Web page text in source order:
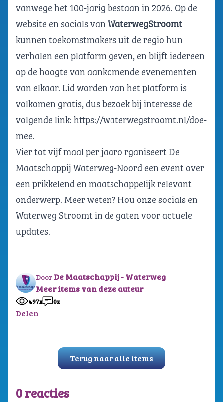
vanwege het 100-jarig bestaan in 2026. Op de
website en socials vanWaterwegStroomt
kunnen toekomstmakers uit de regio hun
verhalen een platform geven, en blijft iedereen
op de hoogte van aankomende evenementen
van elkaar. Lid worden van het platform is
volkomen gratis, dus bezoek bij interesse de
volgende link:https://waterwegstroomt.nl/doe-
mee.
Vier tot vijf maal per jaaro rganiseert De
Maatschappij Waterweg-Noord een event over
een prikkelend en maatschappelijk relevant
onderwerp. Meer weten? Hou onze socials en
Waterweg Stroomt in de gaten voor actuele
updates.
Door De Maatschappij - Waterweg
Meer items van deze auteur
497x 0x
Delen
Terug naar alle items
0 reacties